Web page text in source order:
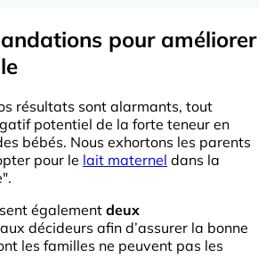
pour améliorer
résultats sont alarmants, tout
potentiel de la forte teneur en
bébés. Nous exhortons les parents
pour le lait maternel dans la
également deux
aux décideurs afin d’assurer la bonne
les familles ne peuvent pas les